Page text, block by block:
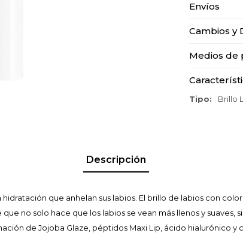
Envíos
Cambios y
Medios de
Tipo Brillo
Descripción
que anhelan sus labios. El brillo de labios con
no solo hace que los labios se vean más llenos y suaves,
de Jojoba Glaze, péptidos Maxi Lip, ácido hialurónico y